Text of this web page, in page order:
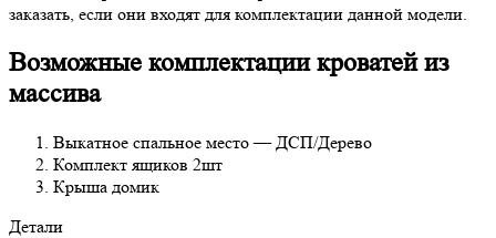
заказать, если они входят для комплектации данной модели.
Возможные комплектации кроватей из
массива
Выкатное спальное место — ДСП/Дерево
Комплект ящиков 2шт
Крыша домик
Детали